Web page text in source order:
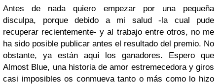
Antes de nada quiero empezar por una pequeña
disculpa, porque debido a mi salud -la cual pude
recuperar recientemente- y al trabajo entre otros, no me
ha sido posible publicar antes el resultado del premio. No
obstante, ya están aquí los ganadores. Espero que
Almost Blue, una historia de amor estremecedora y giros
casi imposibles os conmueva tanto o más como lo hizo